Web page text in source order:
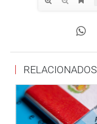
RELACIONADOS